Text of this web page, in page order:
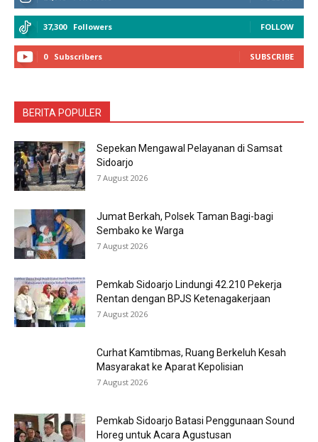
37,300 Followers FOLLOW
0 Subscribers SUBSCRIBE
BERITA POPULER
Sepekan Mengawal Pelayanan di Samsat
Sidoarjo
7 August 2026
Jumat Berkah, Polsek Taman Bagi-bagi
Sembako ke Warga
7 August 2026
Pemkab Sidoarjo Lindungi 42.210 Pekerja
Rentan dengan BPJS Ketenagakerjaan
7 August 2026
Curhat Kamtibmas, Ruang Berkeluh Kesah
Masyarakat ke Aparat Kepolisian
7 August 2026
Pemkab Sidoarjo Batasi Penggunaan Sound
Horeg untuk Acara Agustusan